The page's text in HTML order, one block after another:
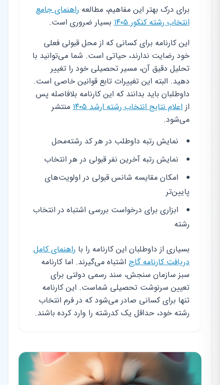
برای درک بهتر این مفاهیم، مطالعه راهنمای جامع
انتخاب رشته کنکور ۱۴۰۵
بسیار ضروری است.
این کارنامه برای کسانی که از محل قبولی فعلی
خود رضایت ندارند، حیاتی است. شما می‌توانید با
تحلیل دقیق آن، مسیر تحصیلی خود را تغییر
دهید. البته این تغییرات تابع قوانین خاصی است.
داوطلبان باید بدانند که این کارنامه بلافاصله پس
از اعلام نتایج انتخاب رشته ارشد ۱۴۰۵
منتشر
می‌شود.
نمایش رتبه داوطلب در هر کد رشته‌محل
نمایش رتبه آخرین نفر قبولی در هر انتخاب
امکان مقایسه شانس قبولی در اولویت‌های
پایین‌تر
ابزاری برای درخواست بررسی اشتباه در انتخاب
رشته
بسیاری از داوطلبان این کارنامه را با راهنمای کامل
دریافت کارنامه گاج اشتباه می‌گیرند. اما کارنامه
سبز سازمان سنجش، سند رسمی دولتی برای
تعیین سرنوشت تحصیلی شماست. این کارنامه
تنها برای کسانی صادر می‌شود که در فرم انتخاب
رشته خود، حداقل یک کدرشته را وارد کرده باشند.